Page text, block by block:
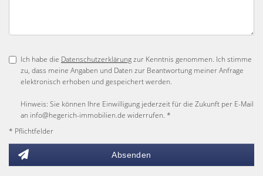
Ich habe die Datenschutzerklärungzur Kenntnis genommen. Ich stimme
zu, dass meine Angaben und Daten zur Beantwortung meiner Anfrage
elektronisch erhoben und gespeichert werden.
Hinweis: Sie können Ihre Einwilligung jederzeit für die Zukunft per E-Mail
an info@hegerich-immobilien.de widerrufen. *
* Pflichtfelder
Absenden